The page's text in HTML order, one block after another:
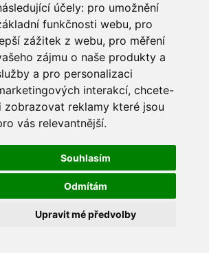
účely: pro umožnění
funkčnosti webu, pro
zážitek z webu, pro měření
zájmu o naše produkty a
a pro personalizaci
interakcí, chcete-
zobrazovat reklamy které jsou
vás relevantnější.
Souhlasím
Odmítám
Upravit mé předvolby
FOLLOW US
PAYMENT OPTIONS
nopCommerce
Nop-Templates.com
Rybashop CZ. All rights reserved.
including tax. Excluding